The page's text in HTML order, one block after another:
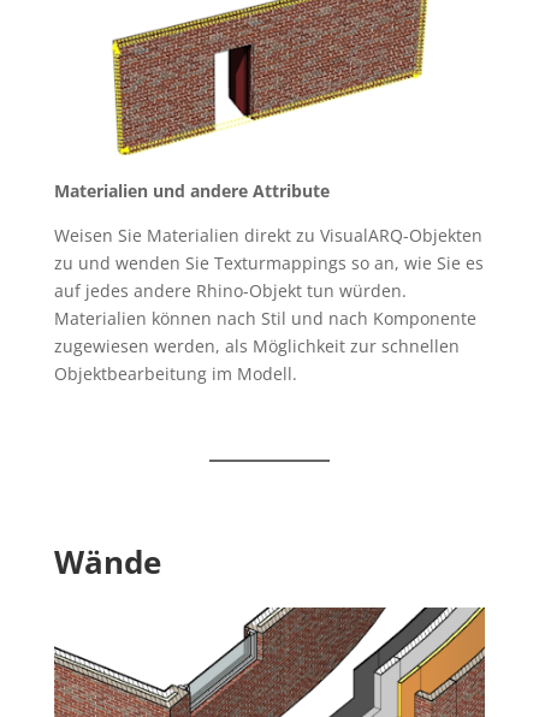
Materialien und andere Attribute
Weisen Sie Materialien direkt zu VisualARQ-Objekten
zu und wenden Sie Texturmappings so an, wie Sie es
auf jedes andere Rhino-Objekt tun würden.
Materialien können nach Stil und nach Komponente
zugewiesen werden, als Möglichkeit zur schnellen
Objektbearbeitung im Modell.
Wände